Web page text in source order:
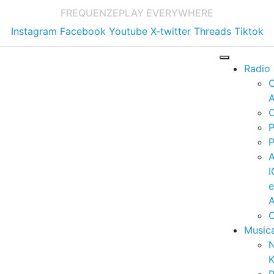
FREQUENZEPLAY EVERYWHERE
Instagram Facebook Youtube X-twitter Threads Tiktok
Radio
e